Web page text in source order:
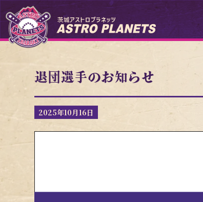
退団選手のお知らせ
2025年10月16日